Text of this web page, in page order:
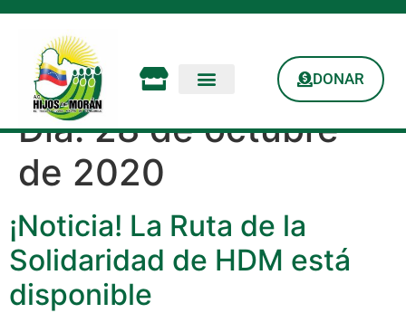
DONAR
Día:28 de octubre
de 2020
¡Noticia! La Ruta de la
Solidaridad de HDM está
disponible